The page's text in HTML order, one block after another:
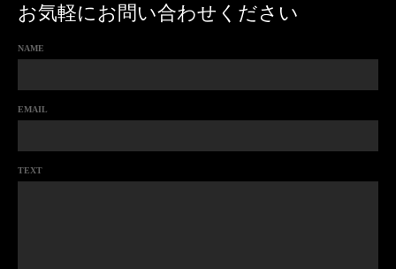
お気軽にお問い合わせください
NAME
EMAIL
TEXT